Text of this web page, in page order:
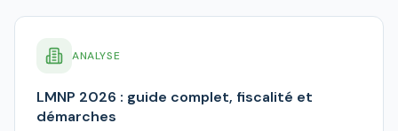
ANALYSE
LMNP 2026 : guide complet, fiscalité et
démarches